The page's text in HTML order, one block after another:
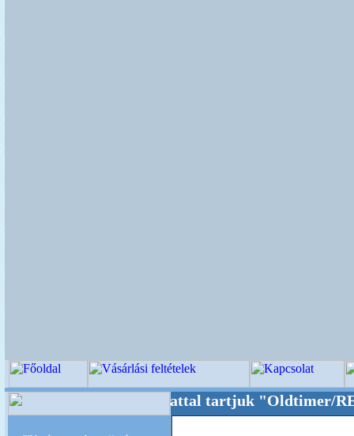
akarattal tartjuk "Oldtimer/